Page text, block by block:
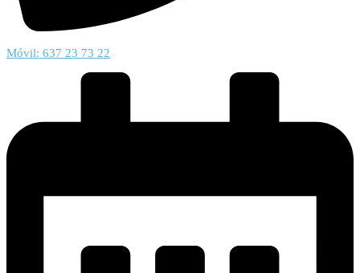
Móvil: 637 23 73 22